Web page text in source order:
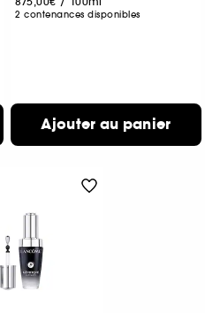
2 contenances disponibles
Ajouter au panier